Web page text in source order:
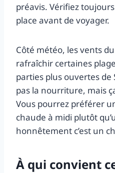
préavis. Vérifiez
place avant de voyager.
Côté météo, les vents
rafraîchir certaines
parties plus ouvertes de
pas la nourriture, mais
Vous pourrez préférer
chaude à midi plutôt
honnêtement c’est un
À qui convient